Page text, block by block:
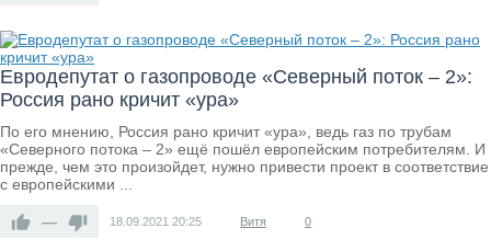
Евродепутат о газопроводе «Северный поток – 2»:
Россия рано кричит «ура»
По его мнению, Россия рано кричит «ура», ведь газ по трубам
«Северного потока – 2» ещё пошёл европейским потребителям. И
прежде, чем это произойдет, нужно привести проект в соответствие
с европейскими ...
— 18.09.2021 20:25 Витя 0